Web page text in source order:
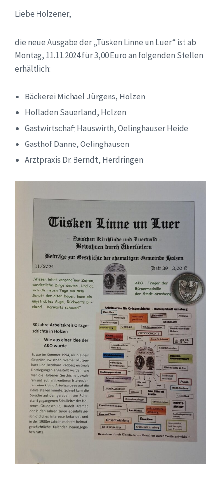
Liebe Holzener,
die neue Ausgabe der „Tüsken Linne un Luer“ ist ab
Montag, 11.11.2024 für 3,00 Euro an folgenden Stellen
erhältlich:
Bäckerei Michael Jürgens, Holzen
Hofladen Sauerland, Holzen
Gastwirtschaft Hauswirth, Oelinghauser Heide
Gasthof Danne, Oelinghausen
Arztpraxis Dr. Berndt, Herdringen